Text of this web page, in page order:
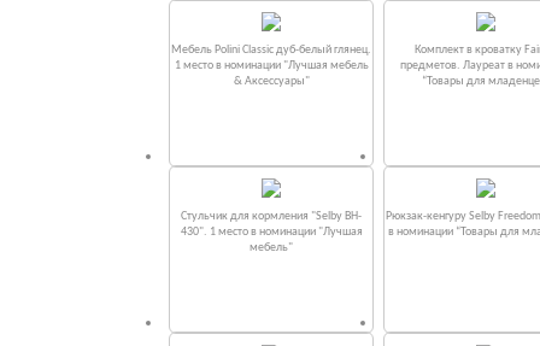
Мебель Polini Classic дуб-белый глянец.
1 место в номинации "Лучшая мебель
& Аксессуары"
Комплект в кроватку
предметов. Лауреат в
“Товары для
Стульчик для кормления "Selby BH-
430". 1 место в номинации "Лучшая
мебель"
Рюкзак-кенгуру Selby
в номинации “Товары для